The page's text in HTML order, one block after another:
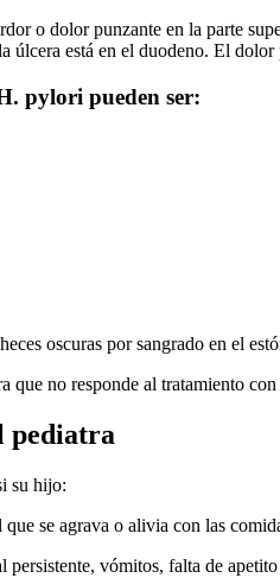
o dolor punzante en la parte
úlcera está en el duodeno. El
pylori pueden ser:
oscuras por sangrado en el
que no responde al tratamiento
pediatra
su hijo:
que se agrava o alivia con las
persistente, vómitos, falta de